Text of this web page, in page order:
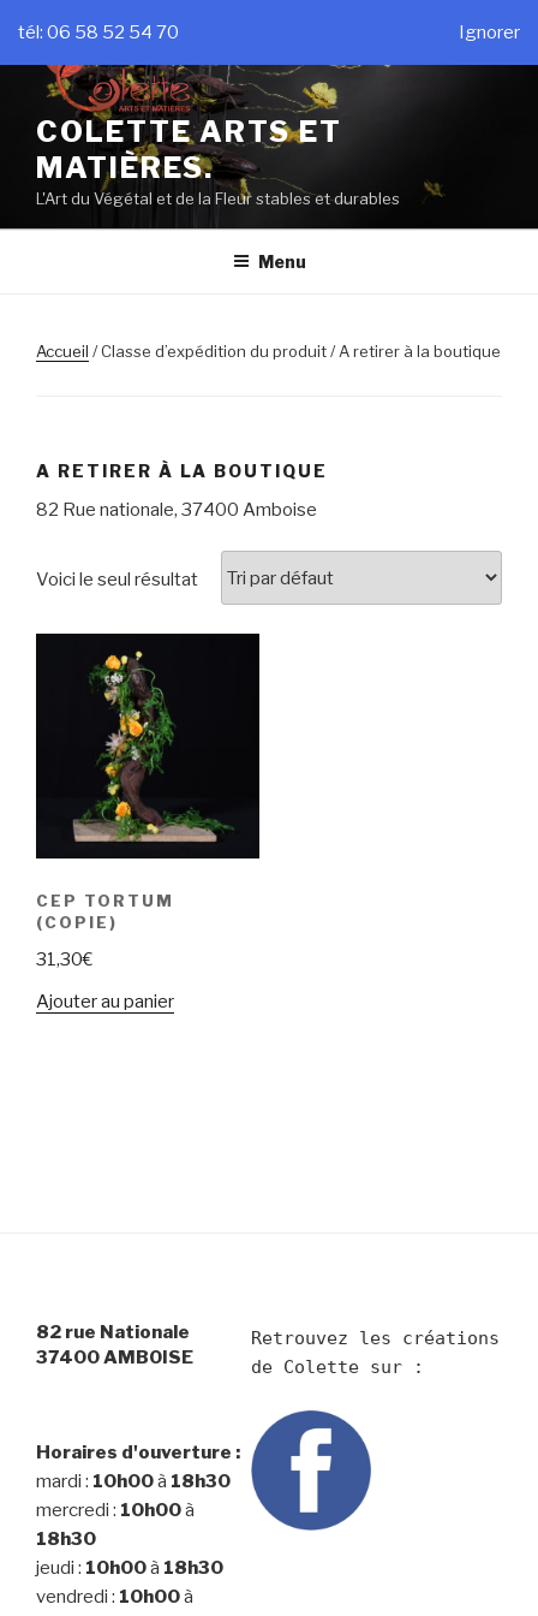
contenu
principal
COLETTE ARTS ET
MATIÈRES.
L'Art du Végétal et de la Fleur stables et durables
Menu
Accueil / Classe d’expédition du produit / A retirer à la boutique
A RETIRER À LA BOUTIQUE
82 Rue nationale, 37400 Amboise
Voici le seul résultat
CEP TORTUM
(COPIE)
31,30€
Ajouter au panier
82 rue Nationale
37400 AMBOISE
Horaires d'ouverture :
mardi : 10h00à 18h30
mercredi : 10h00à
18h30
jeudi : 10h00à 18h30
vendredi : 10h00à
Retrouvez les créations
tél: 06 58 52 54 70 Ignorer